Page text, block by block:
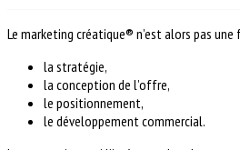
Le marketing créatique® n’est alors pas
la stratégie,
la conception de l’offre,
le positionnement,
le développement commercial.